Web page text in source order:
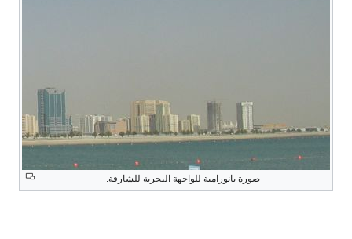
صورة بانورامية للواجهة البحرية للشارقة.